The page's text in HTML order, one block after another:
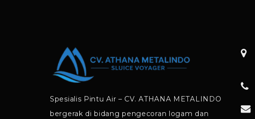
Spesialis Pintu Air – CV. ATHANA METALINDO
bergerak di bidang pengecoran logam dan